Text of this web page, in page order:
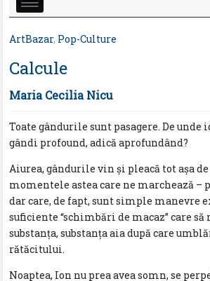
ArtBazar, Pop-Culture
Calcule
Maria Cecilia Nicu
Toate gândurile sunt pasagere. De unde
gândi profound, adică aprofundând?
Aiurea, gândurile vin şi pleacă tot aşa
momentele astea care ne marchează –
dar care, de fapt, sunt simple manevre
suficiente “schimbări de macaz” care să
substanţa, substanţa aia după care
rătăcitului.
Noaptea, Ion nu prea avea somn, se